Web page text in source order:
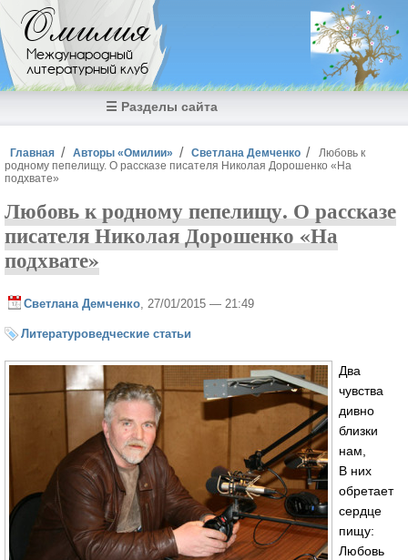
Перейти к основному содержанию
Омилия
Международный
литературный клуб
☰ Разделы сайта
Вы здесь
Главная Авторы «Омилии» Светлана Демченко
Любовь к
родному пепелищу. О рассказе писателя Николая Дорошенко «На
подхвате»
Любовь к родному пепелищу. О рассказе
писателя Николая Дорошенко «На
подхвате»
Светлана Демченко , 27/01/2015 — 21:49
Литературоведческие статьи
Два
чувства
дивно
близки
нам,
В них
обретает
сердце
пищу:
Любовь